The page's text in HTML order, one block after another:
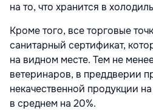
на то, что хранится в
Кроме того, все торговые
санитарный сертификат,
на видном месте. Тем не
ветеринаров, в преддверии
некачественной продукции
в среднем на 20%.